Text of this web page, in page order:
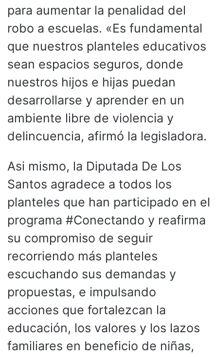
para aumentar la penalidad del
robo a escuelas. «Es fundamental
que nuestros planteles educativos
sean espacios seguros, donde
nuestros hijos e hijas puedan
desarrollarse y aprender en un
ambiente libre de violencia y
delincuencia, afirmó la legisladora.
Asi mismo, la Diputada De Los
Santos agradece a todos los
planteles que han participado en el
programa #Conectando y reafirma
su compromiso de seguir
recorriendo más planteles
escuchando sus demandas y
propuestas, e impulsando
acciones que fortalezcan la
educación, los valores y los lazos
familiares en beneficio de niñas,